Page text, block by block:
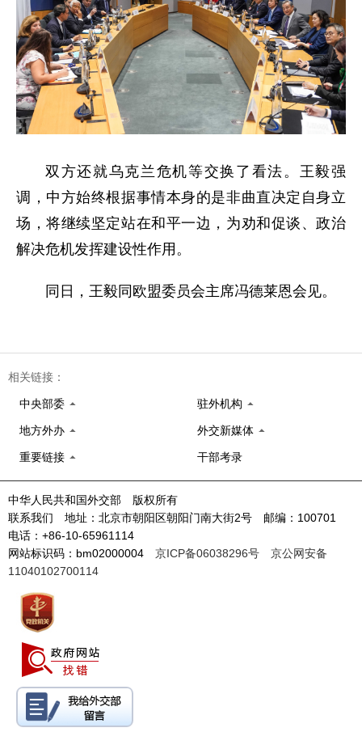
双方还就乌克兰危机等交换了看法。王毅强
调，中方始终根据事情本身的是非曲直决定自身立
场，将继续坚定站在和平一边，为劝和促谈、政治
解决危机发挥建设性作用。
同日，王毅同欧盟委员会主席冯德莱恩会见。
相关链接：
中央部委 驻外机构
地方外办 外交新媒体
重要链接 干部考录
中华人民共和国外交部 版权所有
联系我们 地址：北京市朝阳区朝阳门南大街2号 邮编：100701
电话：+86-10-65961114
网站标识码：bm02000004 京ICP备06038296号
京公网安备
11040102700114